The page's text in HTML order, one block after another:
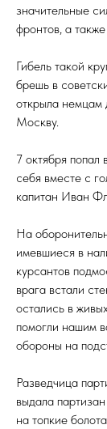
значительные
фронтов, а
Гибель такой
брешь в
открыла немцам
Москву.
7 октября попал
себя вместе с
капитан Иван
На
имевшиеся в
курсантов
врага встали
остались в
помогли нашим
обороны на
Разведчица
выдала
на топкие